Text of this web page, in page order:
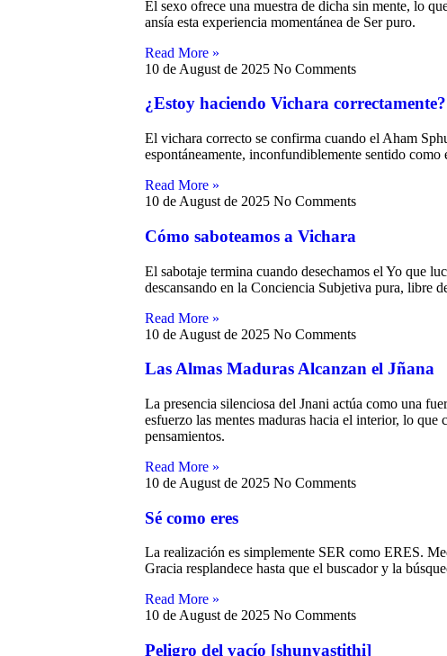
El sexo ofrece una muestra de dicha sin mente, lo
ansía esta experiencia momentánea de Ser puro.
Read More »
10 de August de 2025 No Comments
¿Estoy haciendo Vichara correctamente?
El vichara correcto se confirma cuando el Aham
espontáneamente, inconfundiblemente sentido como
Read More »
10 de August de 2025 No Comments
Cómo saboteamos a Vichara
El sabotaje termina cuando desechamos el Yo que
descansando en la Conciencia Subjetiva pura, libre
Read More »
10 de August de 2025 No Comments
Las Almas Maduras Alcanzan el Jñana
La presencia silenciosa del Jnani actúa como una
esfuerzo las mentes maduras hacia el interior, lo que
pensamientos.
Read More »
10 de August de 2025 No Comments
Sé como eres
La realización es simplemente SER como ERES.
Gracia resplandece hasta que el buscador y la
Read More »
10 de August de 2025 No Comments
Peligro del vacío [shunyastithi]